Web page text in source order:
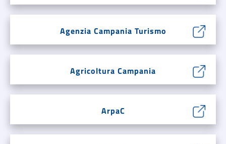
Agenzia Campania Turismo
Agricoltura Campania
ArpaC